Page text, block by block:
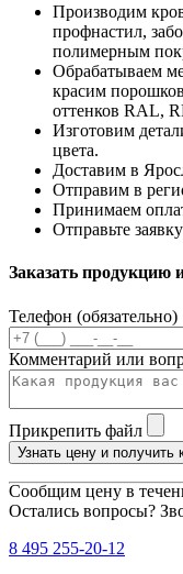
Производим
профнастил,
полимерным
Обрабатываем
красим
оттенков RAL,
Изготовим
цвета.
Доставим в
Отправим в
Принимаем
Отправьте
Заказать продукцию
Телефон (обязательно)
Комментарий или
Прикрепить файл
Узнать цену и получить
Сообщим цену в
Остались вопросы?
8 495 255-20-12